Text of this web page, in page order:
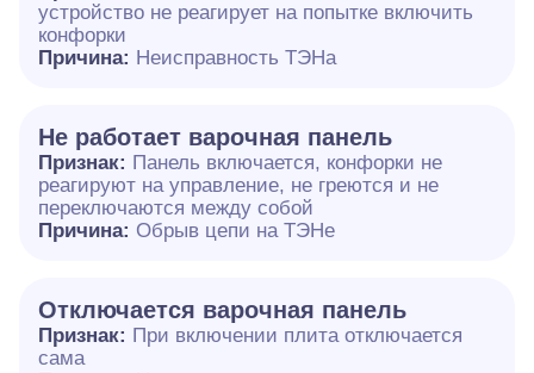
устройство не реагирует на попытке включить
конфорки
Причина: Неисправность ТЭНа
Не работает варочная панель
Признак: Панель включается, конфорки не
реагируют на управление, не греются и не
переключаются между собой
Причина: Обрыв цепи на ТЭНе
Отключается варочная панель
Признак: При включении плита отключается
сама